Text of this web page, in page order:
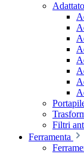
Filtri
Ferramenta